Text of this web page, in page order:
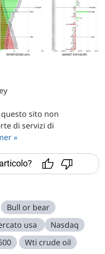
sito non
di servizi di
»
Bull or bear
usa Nasdaq
Wti crude oil